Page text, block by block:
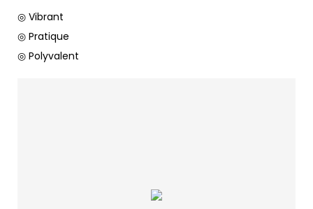
◎ Vibrant
◎ Pratique
◎ Polyvalent